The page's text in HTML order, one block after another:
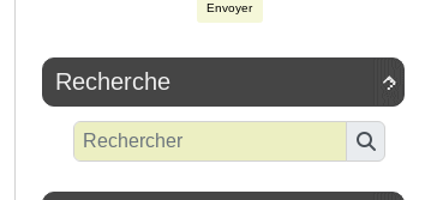
Envoyer

Recherche